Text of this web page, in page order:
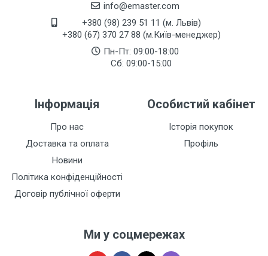
info@emaster.com
+380 (98) 239 51 11 (м. Львів)
+380 (67) 370 27 88 (м.Київ-менеджер)
Пн-Пт: 09:00-18:00
Сб: 09:00-15:00
Інформація
Про нас
Доставка та оплата
Новини
Політика конфіденційності
Договір публічної оферти
Особистий кабінет
Історія покупок
Профіль
Ми у соцмережах